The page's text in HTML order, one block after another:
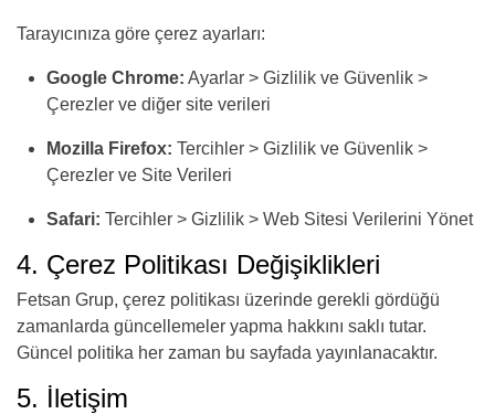
Tarayıcınıza göre çerez ayarları:
Google Chrome: Ayarlar > Gizlilik ve Güvenlik >
Çerezler ve diğer site verileri
Mozilla Firefox: Tercihler > Gizlilik ve Güvenlik >
Çerezler ve Site Verileri
Safari: Tercihler > Gizlilik > Web Sitesi Verilerini Yönet
4. Çerez Politikası Değişiklikleri
Fetsan Grup, çerez politikası üzerinde gerekli gördüğü
zamanlarda güncellemeler yapma hakkını saklı tutar.
Güncel politika her zaman bu sayfada yayınlanacaktır.
5. İletişim